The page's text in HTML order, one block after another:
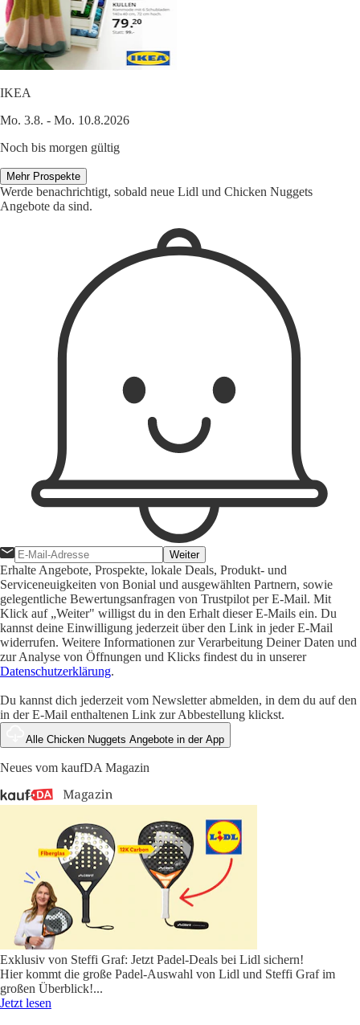
IKEA
Mo. 3.8. - Mo. 10.8.2026
Noch bis morgen gültig
Mehr Prospekte
Werde benachrichtigt, sobald neue Lidl und Chicken Nuggets
Angebote da sind.
Weiter
Erhalte Angebote, Prospekte, lokale Deals, Produkt- und
Serviceneuigkeiten von Bonial und ausgewählten Partnern, sowie
gelegentliche Bewertungsanfragen von Trustpilot per E-Mail. Mit
Klick auf „Weiter" willigst du in den Erhalt dieser E-Mails ein. Du
kannst deine Einwilligung jederzeit über den Link in jeder E-Mail
widerrufen. Weitere Informationen zur Verarbeitung Deiner Daten und
zur Analyse von Öffnungen und Klicks findest du in unserer
Datenschutzerklärung.
Du kannst dich jederzeit vom Newsletter abmelden, in dem du auf den
in der E-Mail enthaltenen Link zur Abbestellung klickst.
Alle Chicken Nuggets Angebote in der App
Neues vom kaufDA Magazin
Exklusiv von Steffi Graf: Jetzt Padel-Deals bei Lidl sichern!
Hier kommt die große Padel-Auswahl von Lidl und Steffi Graf im
großen Überblick!...
Jetzt lesen